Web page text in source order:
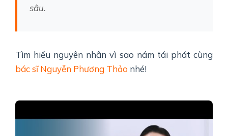
sâu.
Tìm hiểu nguyên nhân vì sao nám tái phát cùng
bác sĩ Nguyễn Phương Thảo nhé!